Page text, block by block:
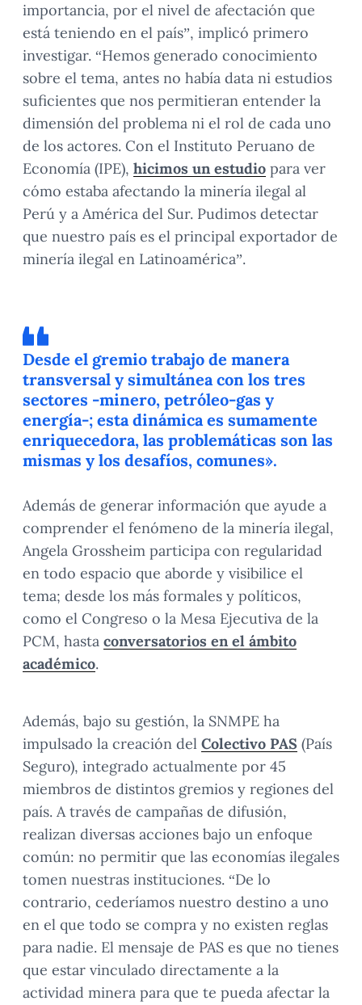
importancia, por el nivel de afectación que
está teniendo en el país”, implicó primero
investigar. “Hemos generado conocimiento
sobre el tema, antes no había data ni estudios
suficientes que nos permitieran entender la
dimensión del problema ni el rol de cada uno
de los actores. Con el Instituto Peruano de
Economía (IPE), hicimos un estudio para ver
cómo estaba afectando la minería ilegal al
Perú y a América del Sur. Pudimos detectar
que nuestro país es el principal exportador de
minería ilegal en Latinoamérica”.
Desde el gremio trabajo de manera
transversal y simultánea con los tres
sectores -minero, petróleo-gas y
energía-; esta dinámica es sumamente
enriquecedora, las problemáticas son las
mismas y los desafíos, comunes».
Además de generar información que ayude a
comprender el fenómeno de la minería ilegal,
Angela Grossheim participa con regularidad
en todo espacio que aborde y visibilice el
tema; desde los más formales y políticos,
como el Congreso o la Mesa Ejecutiva de la
PCM, hasta conversatorios en el ámbito
académico.
Además, bajo su gestión, la SNMPE ha
impulsado la creación del Colectivo PAS (País
Seguro), integrado actualmente por 45
miembros de distintos gremios y regiones del
país. A través de campañas de difusión,
realizan diversas acciones bajo un enfoque
común: no permitir que las economías ilegales
tomen nuestras instituciones. “De lo
contrario, cederíamos nuestro destino a uno
en el que todo se compra y no existen reglas
para nadie. El mensaje de PAS es que no tienes
que estar vinculado directamente a la
actividad minera para que te pueda afectar la